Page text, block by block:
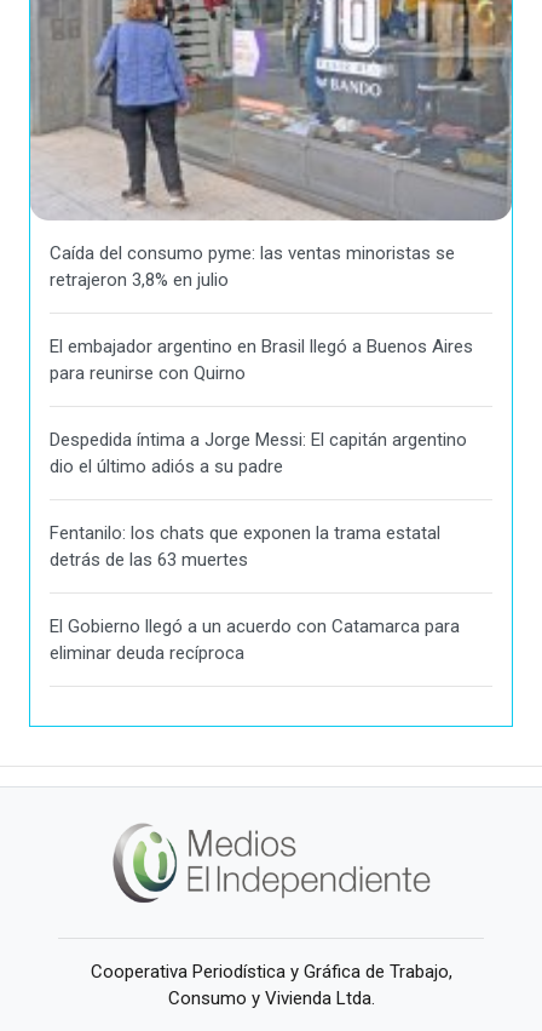
Caída del consumo pyme: las ventas minoristas se
retrajeron 3,8% en julio
El embajador argentino en Brasil llegó a Buenos Aires
para reunirse con Quirno
Despedida íntima a Jorge Messi: El capitán argentino
dio el último adiós a su padre
Fentanilo: los chats que exponen la trama estatal
detrás de las 63 muertes
El Gobierno llegó a un acuerdo con Catamarca para
eliminar deuda recíproca
Cooperativa Periodística y Gráfica de Trabajo,
Consumo y Vivienda Ltda.